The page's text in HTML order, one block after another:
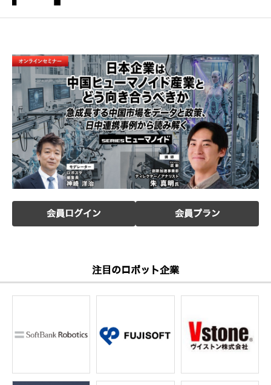
会員ログイン 会員プラン
注目のロボット企業